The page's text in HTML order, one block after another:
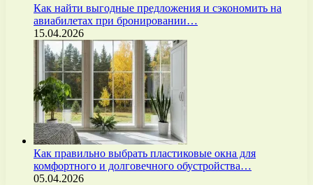
Как найти выгодные предложения и сэкономить на
авиабилетах при бронировании…
15.04.2026
Как правильно выбрать пластиковые окна для
комфортного и долговечного обустройства…
05.04.2026